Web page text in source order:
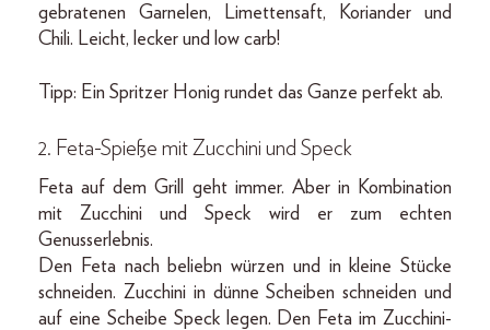
gebratenen Garnelen, Limettensaft, Koriander und
Chili. Leicht, lecker und low carb!
Tipp: Ein Spritzer Honig rundet das Ganze perfekt ab.
2. Feta-Spieße mit Zucchini und Speck
Feta auf dem Grill geht immer. Aber in Kombination
mit Zucchini und Speck wird er zum echten
Genusserlebnis.
Den Feta nach beliebn würzen und in kleine Stücke
schneiden. Zucchini in dünne Scheiben schneiden und
auf eine Scheibe Speck legen. Den Feta im Zucchini-